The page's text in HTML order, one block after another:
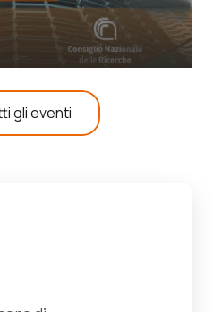
gli eventi